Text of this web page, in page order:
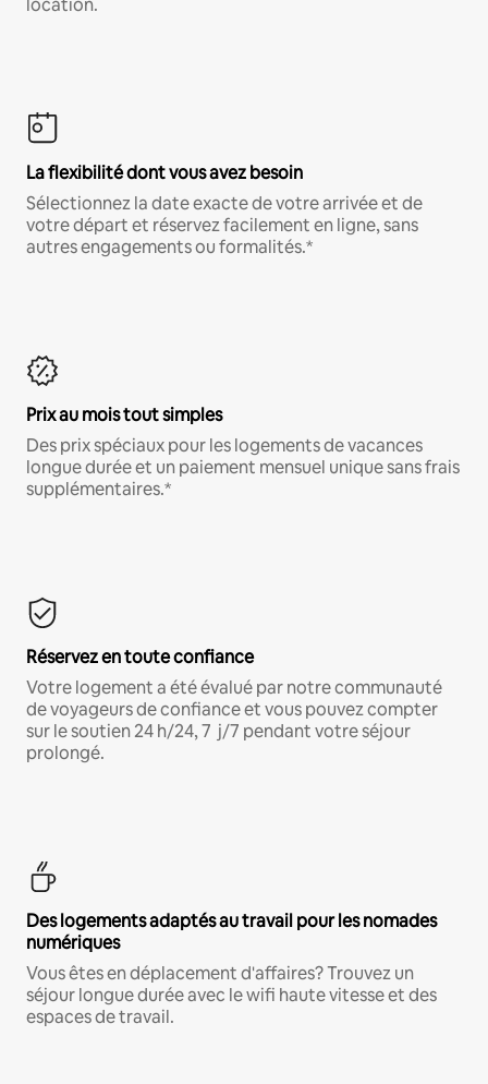
location.
La flexibilité dont vous avez besoin
Sélectionnez la date exacte de votre arrivée et de
votre départ et réservez facilement en ligne, sans
autres engagements ou formalités.*
Prix au mois tout simples
Des prix spéciaux pour les logements de vacances
longue durée et un paiement mensuel unique sans frais
supplémentaires.*
Réservez en toute confiance
Votre logement a été évalué par notre communauté
de voyageurs de confiance et vous pouvez compter
sur le soutien 24 h/24, 7 j/7 pendant votre séjour
prolongé.
Des logements adaptés au travail pour les nomades
numériques
Vous êtes en déplacement d'affaires? Trouvez un
séjour longue durée avec le wifi haute vitesse et des
espaces de travail.